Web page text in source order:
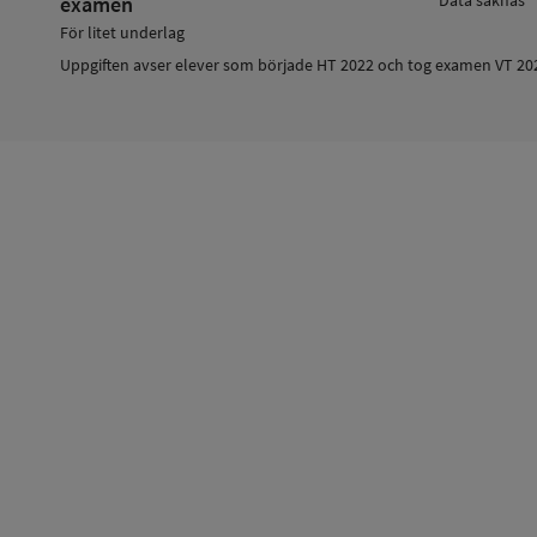
För litet underlag
Uppgiften avser elever som började HT 2022 och tog examen VT